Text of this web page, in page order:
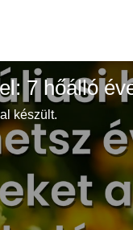
7 hőálló
készült.